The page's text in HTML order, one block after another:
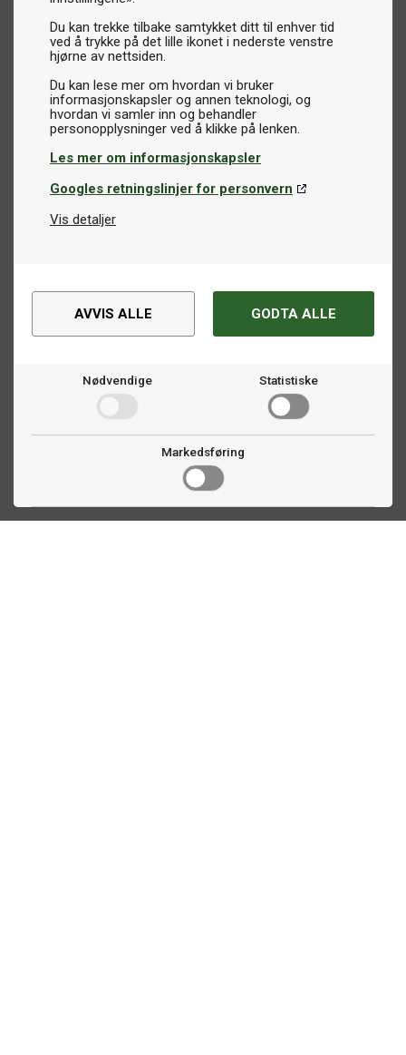
Du kan trekke tilbake samtykket ditt til enhver tid
ved å trykke på det lille ikonet i nederste venstre
hjørne av nettsiden.
Du kan lese mer om hvordan vi bruker
informasjonskapsler og annen teknologi, og
hvordan vi samler inn og behandler
Les mer om informasjonskapsler
Googles retningslinjer for personvern
Vis detaljer
AVVIS ALLE GODTA ALLE
Nødvendige Statistiske
Markedsføring